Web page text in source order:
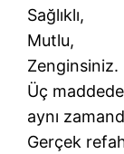
Sağlıklı,
Mutlu,
Zenginsiniz.
Üç
aynı
Gerçek